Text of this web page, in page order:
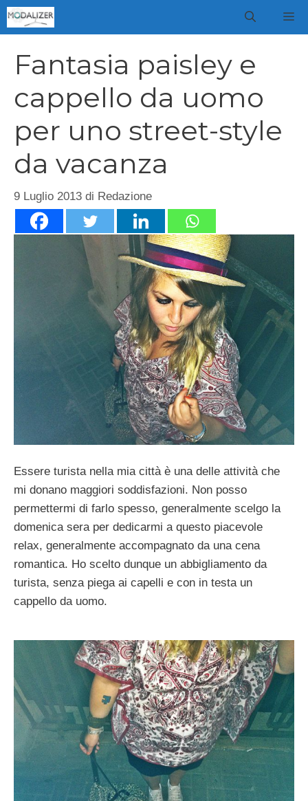
Vai
al
Fantasia paisley e
cappello da uomo
per uno street-style
da vacanza
9 Luglio 2013 di Redazione
Essere turista nella mia città è una delle attività che
mi donano maggiori soddisfazioni. Non posso
permettermi di farlo spesso, generalmente scelgo la
domenica sera per dedicarmi a questo piacevole
relax, generalmente accompagnato da una cena
romantica. Ho scelto dunque un abbigliamento da
turista, senza piega ai capelli e con in testa un
cappello da uomo.